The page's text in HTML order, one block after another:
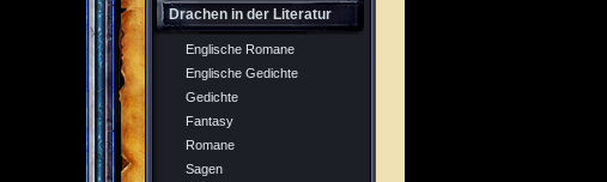
Drachen in der Literatur
Englische Romane
Englische Gedichte
Gedichte
Fantasy
Romane
Sagen